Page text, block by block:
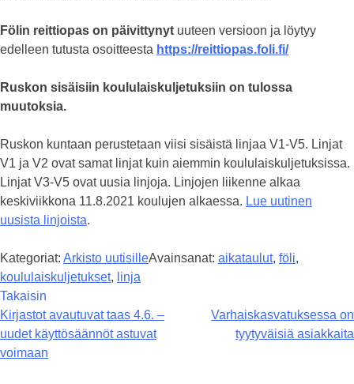
Fölin reittiopas on päivittynyt uuteen versioon ja löytyy
edelleen tutusta osoitteesta https://reittiopas.foli.fi/
Ruskon sisäisiin koululaiskuljetuksiin on tulossa
muutoksia.
Ruskon kuntaan perustetaan viisi sisäistä linjaa V1-V5. Linjat
V1 ja V2 ovat samat linjat kuin aiemmin koululaiskuljetuksissa.
Linjat V3-V5 ovat uusia linjoja. Linjojen liikenne alkaa
keskiviikkona 11.8.2021 koulujen alkaessa. Lue uutinen
uusista linjoista.
Kategoriat: Arkisto uutisilleAvainsanat: aikataulut, föli,
koululaiskuljetukset, linja
Takaisin
Artikkelien
selaus
Kirjastot avautuvat taas 4.6. –
uudet käyttösäännöt astuvat
voimaan
Varhaiskasvatuksessa on
tyytyväisiä asiakkaita